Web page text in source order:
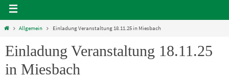
HomeAllgemein Einladung Veranstaltung 18.11.25 in Miesbach
Einladung Veranstaltung 18.11.25
in Miesbach